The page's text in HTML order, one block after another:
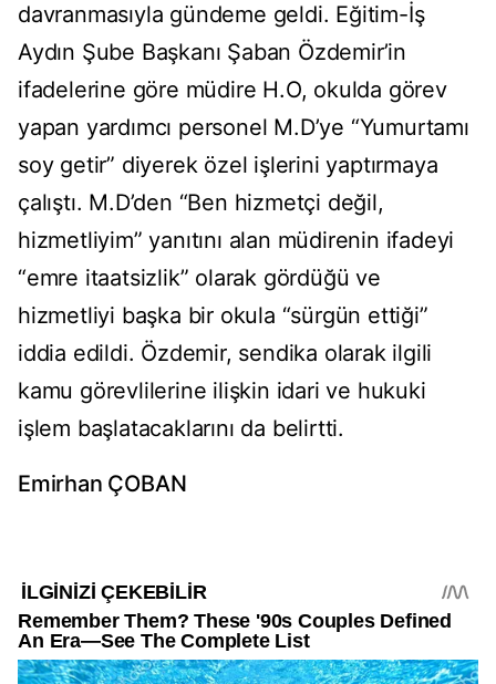
davranmasıyla gündeme geldi. Eğitim-İş
Aydın Şube Başkanı Şaban Özdemir’in
ifadelerine göre müdire H.O, okulda görev
yapan yardımcı personel M.D’ye “Yumurtamı
soy getir” diyerek özel işlerini yaptırmaya
çalıştı. M.D’den “Ben hizmetçi değil,
hizmetliyim” yanıtını alan müdirenin ifadeyi
“emre itaatsizlik” olarak gördüğü ve
hizmetliyi başka bir okula “sürgün ettiği”
iddia edildi. Özdemir, sendika olarak ilgili
kamu görevlilerine ilişkin idari ve hukuki
işlem başlatacaklarını da belirtti.
Emirhan ÇOBAN